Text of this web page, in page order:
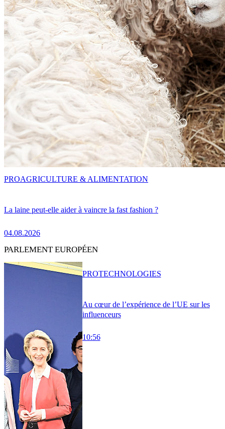
La laine peut-elle aider à vaincre la fast fashion ?
04.08.2026
PROAGRICULTURE & ALIMENTATION
PARLEMENT EUROPÉEN
Au cœur de l’expérience de l’UE sur les
influenceurs
10:56
PROTECHNOLOGIES